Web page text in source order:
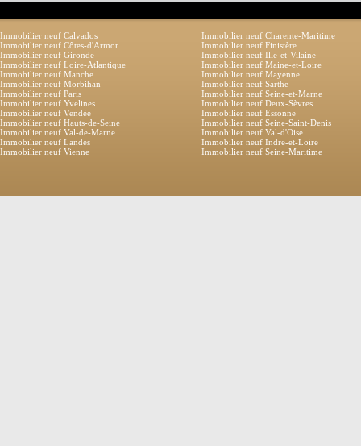
Immobilier neuf Calvados
Immobilier neuf Charente-Maritime
Immobilier neuf Côtes-d'Armor
Immobilier neuf Finistère
Immobilier neuf Gironde
Immobilier neuf Ille-et-Vilaine
Immobilier neuf Loire-Atlantique
Immobilier neuf Maine-et-Loire
Immobilier neuf Manche
Immobilier neuf Mayenne
Immobilier neuf Morbihan
Immobilier neuf Sarthe
Immobilier neuf Paris
Immobilier neuf Seine-et-Marne
Immobilier neuf Yvelines
Immobilier neuf Deux-Sèvres
Immobilier neuf Vendée
Immobilier neuf Essonne
Immobilier neuf Hauts-de-Seine
Immobilier neuf Seine-Saint-Denis
Immobilier neuf Val-de-Marne
Immobilier neuf Val-d'Oise
Immobilier neuf Landes
Immobilier neuf Indre-et-Loire
Immobilier neuf Vienne
Immobilier neuf Seine-Maritime